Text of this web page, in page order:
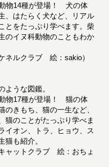
物14種が登場！ 犬の体
、はたらく犬など、リアル
とをたっぷり学べます。柴
のイヌ科動物のこともわか
ネルクラブ 絵：sakio）
ような図鑑。
物17種が登場！ 猫の体
きもち、猫の一生など、
猫のことがたっぷり学べま
イオン、トラ、ヒョウ、ス
猫も紹介。
ャットクラブ 絵：おちょ